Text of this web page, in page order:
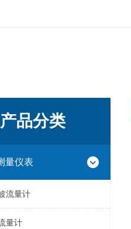
产品分类
量仪表
流量计
量计